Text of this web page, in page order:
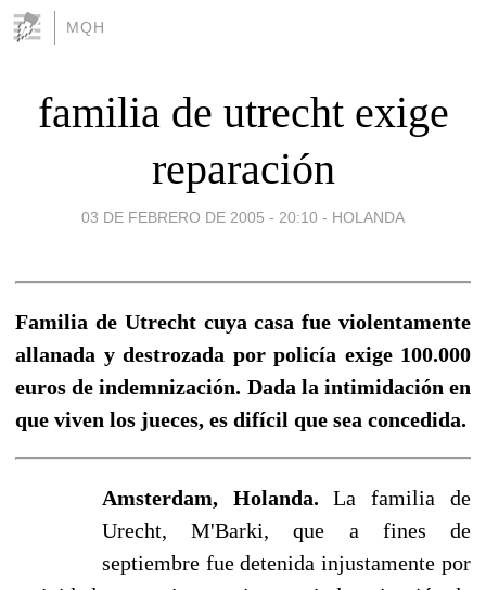
MQH
familia de utrecht exige
reparación
03 DE FEBRERO DE 2005 - 20:10 - HOLANDA
Familia de Utrecht cuya casa fue violentamente
allanada y destrozada por policía exige 100.000
euros de indemnización. Dada la intimidación en
que viven los jueces, es difícil que sea concedida.
Amsterdam, Holanda. La familia de
Urecht, M'Barki, que a fines de
septiembre fue detenida injustamente por